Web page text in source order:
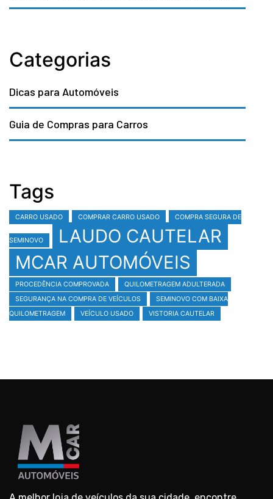
Categorias
Dicas para Automóveis
Guia de Compras para Carros
Tags
CARRO USADO COMPRAR CARRO USADO COMPRA SEGURA DE
SEMINOVO
LAUDO CAUTELAR
MCAR AUTOMÓVEIS
PROCEDÊNCIA COMPROVADA
QUILOMETRAGEM ADULTERADA
SEGURANÇA NA COMPRA DE VEÍCULOS
SEMINOVO COM BAIXA
QUILOMETRAGEM
VEÍCULO USADO VISTORIA CAUTELAR